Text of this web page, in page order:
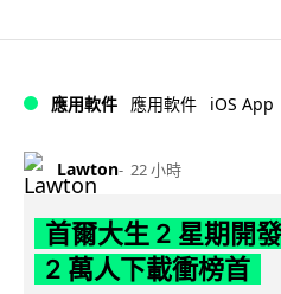
應用軟件 應用軟件 iOS App
Lawton 22 小時
首爾大生 2 星期開
2 萬人下載衝榜首